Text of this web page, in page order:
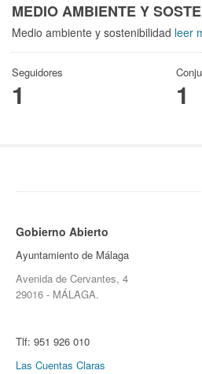
MEDIO AMBIENTE Y
Medio ambiente y sostenibilidad leer
Seguidores
1 1
Gobierno Abierto
Ayuntamiento de Málaga
Avenida de Cervantes, 4
29016 - MÁLAGA.
Tlf: 951 926 010
Las Cuentas Claras